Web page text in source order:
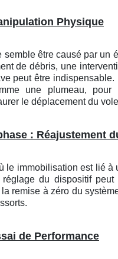
Physique
semble être causé par un
de débris, une
peut être
une plumeau, pour
le déplacement du
: Réajustement
le immobilisation est lié à
réglage du dispositif
remise à zéro du
de Performance